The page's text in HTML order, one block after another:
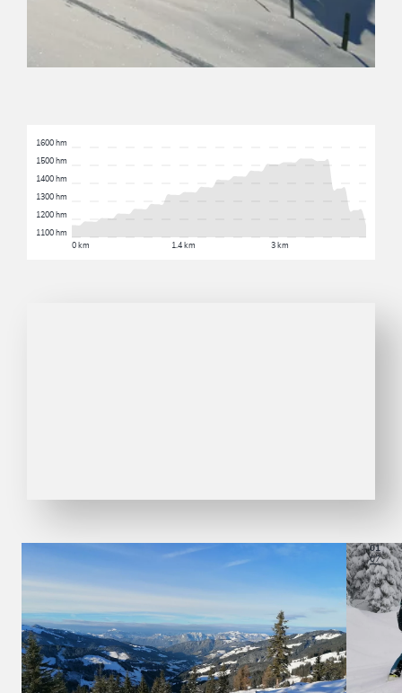
0 km 1.4 km 3 km
1100 hm
1200 hm
1300 hm
1400 hm
1500 hm
1600 hm
01
07